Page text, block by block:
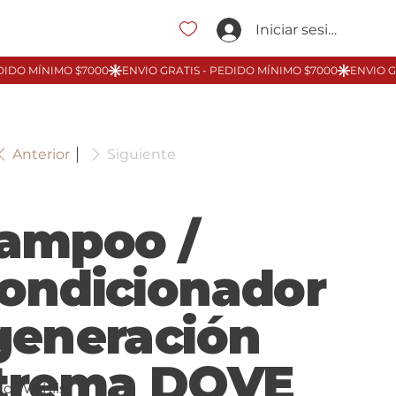
Iniciar sesión
Anterior Siguiente
/
Wishlist